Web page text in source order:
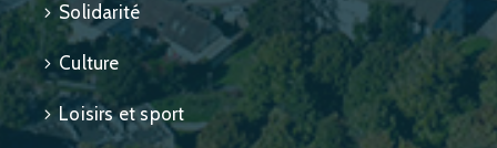
Solidarité
Culture
Loisirs et sport